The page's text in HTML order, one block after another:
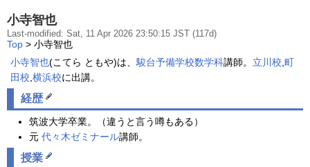
小寺智也
Last-modified: Sat, 11 Apr 2026 23:50:15 JST (117d)
Top > 小寺智也
小寺智也(こてら ともや)は、 駿台予備学校数学科講師。 立川校 町
田校 横浜校に出講。
経歴
筑波大学卒業。（違うと言う噂もある）
元 代々木ゼミナール講師。
授業